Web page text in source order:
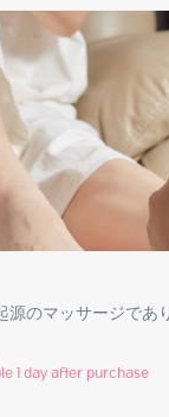
のマッサージで
1 day after purchase